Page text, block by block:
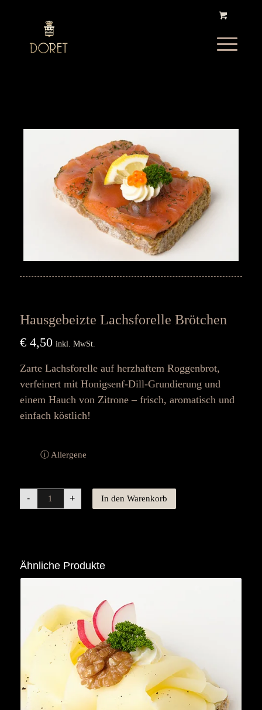
Hausgebeizte Lachsforelle Brötchen
€4,50 inkl. MwSt.
Zarte Lachsforelle auf herzhaftem Roggenbrot,
verfeinert mit Honigsenf-Dill-Grundierung und
einem Hauch von Zitrone – frisch, aromatisch und
einfach köstlich!
ⓘ Allergene
- + In den Warenkorb
Ähnliche Produkte